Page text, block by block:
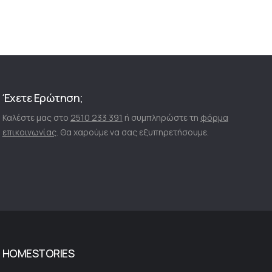
Έχετε Ερώτηση;
Καλέστε μας στο 2510 233 391 ή συμπληρώστε τη φόρμα
επικοινωνίας. Θα χαρούμε να σας εξυπηρετήσουμε.
HOMESTORIES